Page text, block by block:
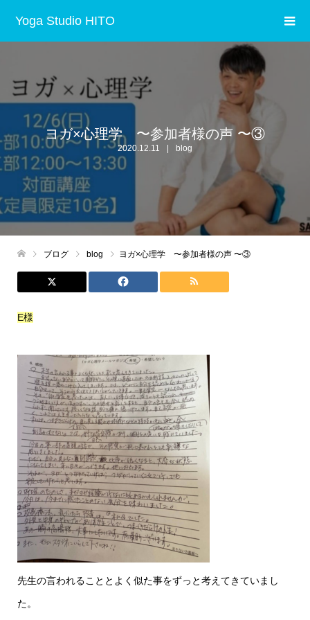
Yoga Studio HITO
ヨガ×心理学 〜参加者様の声 〜③
2020.12.11 blog
ブログ blog ヨガ×心理学 〜参加者様の声 〜③
E様
先生の言われることとよく似た事をずっと考えてきていまし
た。